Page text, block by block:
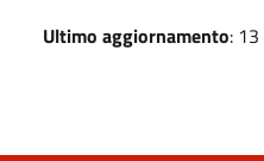
Ultimo aggiornamento: